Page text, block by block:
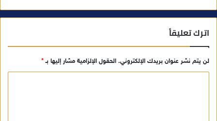
اترك تعليقاً
لن يتم نشر عنوان بريدك الإلكتروني. الحقول الإلزامية مشار إليها بـ*